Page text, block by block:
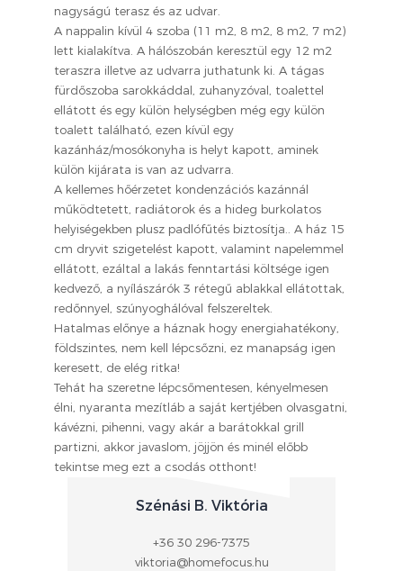
nagyságú terasz és az udvar.
A nappalin kívül 4 szoba (11 m2, 8 m2, 8 m2, 7 m2)
lett kialakítva. A hálószobán keresztül egy 12 m2
teraszra illetve az udvarra juthatunk ki. A tágas
fürdőszoba sarokkáddal, zuhanyzóval, toalettel
ellátott és egy külön helységben még egy külön
toalett található, ezen kívül egy
kazánház/mosókonyha is helyt kapott, aminek
külön kijárata is van az udvarra.
A kellemes hőérzetet kondenzációs kazánnál
működtetett, radiátorok és a hideg burkolatos
helyiségekben plusz padlófűtés biztosítja.. A ház 15
cm dryvit szigetelést kapott, valamint napelemmel
ellátott, ezáltal a lakás fenntartási költsége igen
kedvező, a nyílászárók 3 rétegű ablakkal ellátottak,
redőnnyel, szúnyoghálóval felszereltek.
Hatalmas előnye a háznak hogy energiahatékony,
földszintes, nem kell lépcsőzni, ez manapság igen
keresett, de elég ritka!
Tehát ha szeretne lépcsőmentesen, kényelmesen
élni, nyaranta mezítláb a saját kertjében olvasgatni,
kávézni, pihenni, vagy akár a barátokkal grill
partizni, akkor javaslom, jöjjön és minél előbb
tekintse meg ezt a csodás otthont!
Szénási B. Viktória
+36 30 296-7375
viktoria@homefocus.hu